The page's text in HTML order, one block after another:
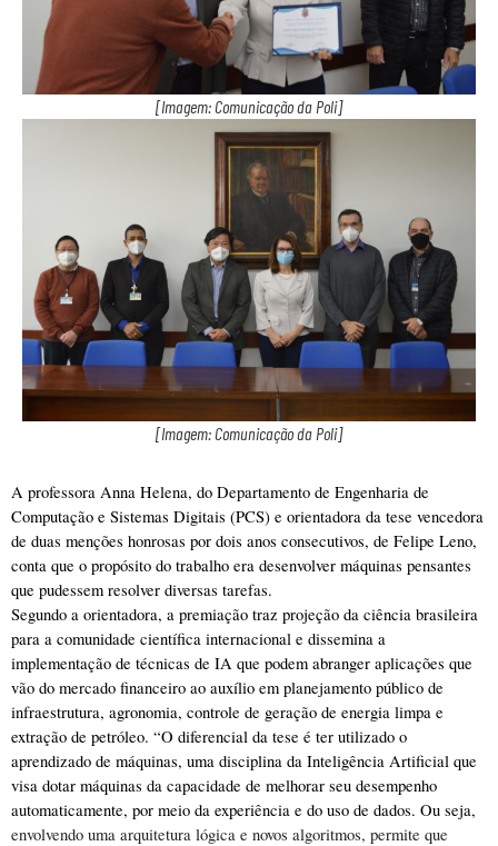
[Imagem: Comunicação da Poli]
[Imagem: Comunicação da Poli]
A professora Anna Helena, do Departamento de Engenharia de
Computação e Sistemas Digitais (PCS) e orientadora da tese vencedora
de duas menções honrosas por dois anos consecutivos, de Felipe Leno,
conta que o propósito do trabalho era desenvolver máquinas pensantes
que pudessem resolver diversas tarefas.
Segundo a orientadora, a premiação traz projeção da ciência brasileira
para a comunidade científica internacional e dissemina a
implementação de técnicas de IA que podem abranger aplicações que
vão do mercado financeiro ao auxílio em planejamento público de
infraestrutura, agronomia, controle de geração de energia limpa e
extração de petróleo. “O diferencial da tese é ter utilizado o
aprendizado de máquinas, uma disciplina da Inteligência Artificial que
visa dotar máquinas da capacidade de melhorar seu desempenho
envolvendo uma arquitetura lógica e novos algoritmos, permite que